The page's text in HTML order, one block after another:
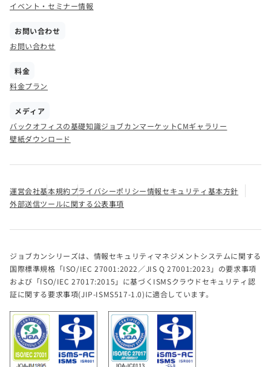
イベント・セミナー情報
お問い合わせ
お問い合わせ
料金
料金プラン
メディア
バックオフィスの基礎知識ジョブカンマーケットCMギャラリー
壁紙ダウンロード
運営会社基本規約プライバシーポリシー情報セキュリティ基本方針
外部送信ツールに関する公表事項
ジョブカンシリーズは、情報セキュリティマネジメントシステムに関する
国際標準規格「ISO/IEC 27001:2022／JIS Q 27001:2023」の要求事項
および「ISO/IEC 27017:2015」に基づくISMSクラウドセキュリティ認
証に関する要求事項(JIP-ISMS517-1.0)に適合しています。